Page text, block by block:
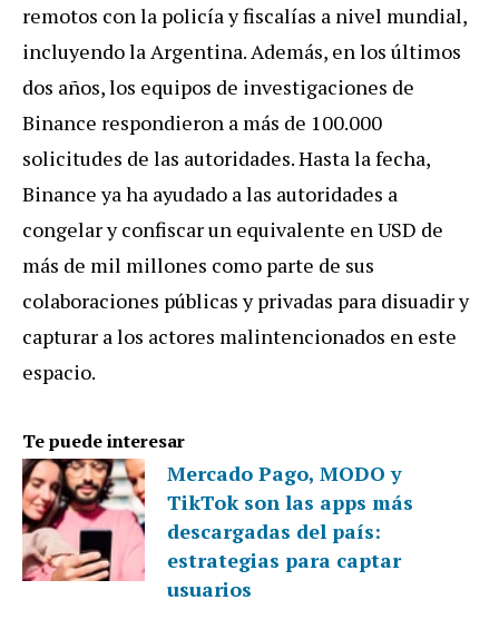
remotos con la policía y fiscalías a nivel mundial,
incluyendo la Argentina. Además, en los últimos
dos años, los equipos de investigaciones de
Binance respondieron a más de 100.000
solicitudes de las autoridades. Hasta la fecha,
Binance ya ha ayudado a las autoridades a
congelar y confiscar un equivalente en USD de
más de mil millones como parte de sus
colaboraciones públicas y privadas para disuadir y
capturar a los actores malintencionados en este
espacio.
Te puede interesar
Mercado Pago, MODO y
TikTok son las apps más
descargadas del país:
estrategias para captar
usuarios